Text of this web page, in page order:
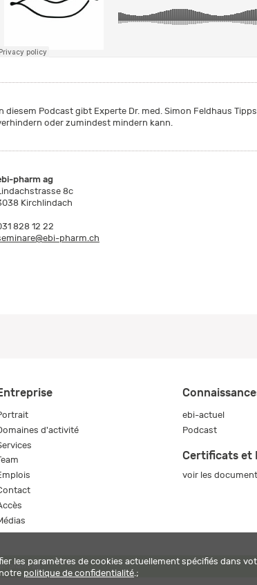
diesem Podcast gibt Experte Dr. med. Simon Feldhaus
oder zumindest mindern kann.
pharm ag
8c
Kirchlindach
828 12 22
pharm.ch
d'activité
ebi-actuel
Podcast
Certificats et
voir les
pharm ag
les paramètres de cookies actuellement spécifiés dans
politique de confidentialité .;